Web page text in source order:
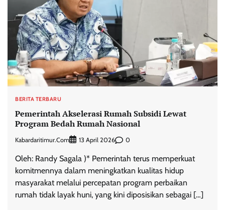
BERITA TERBARU
Pemerintah Akselerasi Rumah Subsidi Lewat
Program Bedah Rumah Nasional
Kabardaritimur.com 13 April 2026 0
Oleh: Randy Sagala )* Pemerintah terus memperkuat
komitmennya dalam meningkatkan kualitas hidup
masyarakat melalui percepatan program perbaikan
rumah tidak layak huni, yang kini diposisikan sebagai […]